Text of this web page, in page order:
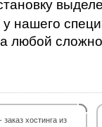
у нашего
любой
- заказ хостинга из